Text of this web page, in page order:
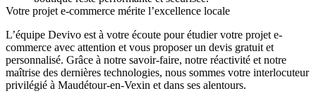
Votre projet e-commerce mérite l’excellence locale
L’équipe Devivo est à votre écoute pour étudier votre projet e-
commerce avec attention et vous proposer un devis gratuit et
personnalisé. Grâce à notre savoir-faire, notre réactivité et notre
maîtrise des dernières technologies, nous sommes votre interlocuteur
privilégié à Maudétour-en-Vexin et dans ses alentours.